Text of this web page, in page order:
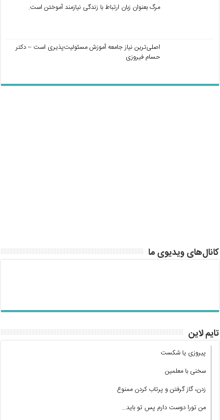
مرگ بعنوان زبان ارتباط با زندگی نیازمند آموختن است.
اصلی‌ترین نیاز جامعه آموزش مسئولیت‌پذیری است – دکتر
حسام فیروزی
کانال‌های ویدیوی ما
تایم لاین
پیروزی یا شکست
سخنی با معلمین
زدن، گاز گرفتن و پرتاب کردن ممنوع
من تورا دوست دارم پس تو باید…